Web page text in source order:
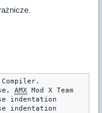
AMX Mod X Team
indentation
indentation